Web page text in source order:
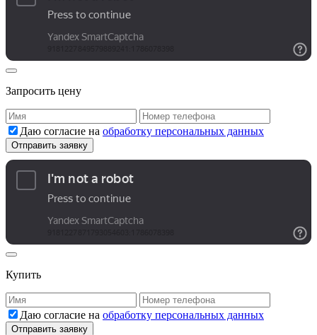
Запросить цену
Даю согласие на обработку персональных данных
Купить
Даю согласие на обработку персональных данных